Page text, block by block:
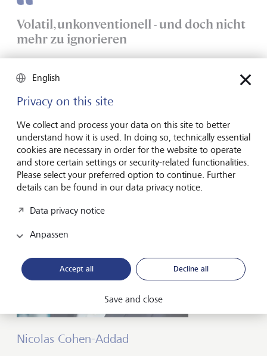
Volatil, unkonventionell - und doch nicht
mehr zu ignorieren
Unserer Ansicht nach erfüllt Bitcoin zunehmend die
Kriterien eines solchen Wertaufbewahrungsmittels. Dieser
Wandel vollzieht sich erst seit Kurzem und ist auf neue
gesetzliche Regelwerke in wichtigen Finanzmärkten wie
den USA zurückzuführen. Sie haben dazu beigetragen,
Bitcoin aus dem Schatten herauszuführen und stärker im
Mainstream zu verankern.
Nicolas Cohen-Addad
English
Privacy on this site
We collect and process your data on this site to better
understand how it is used. In doing so, technically essential
cookies are necessary in order for the website to operate
and store certain settings or security-related functionalities.
Please select your preferred option to continue. Further
details can be found in our data privacy notice.
Data privacy notice
Anpassen
Accept all Decline all
Save and close